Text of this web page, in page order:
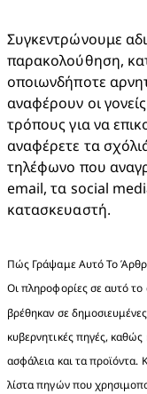
Συγκεντρώνουμε
παρακολούθηση,
οποιωνδήποτε
αναφέρουν οι
τρόπους για να
αναφέρετε τα
τηλέφωνο που
email, τα social
κατασκευαστή.
Πώς Γράψαμε Αυτό Το
Οι πληροφορίες σε αυτό το
βρέθηκαν σε
κυβερνητικές πηγές,
ασφάλεια και τα προϊόντα.
λίστα πηγών που